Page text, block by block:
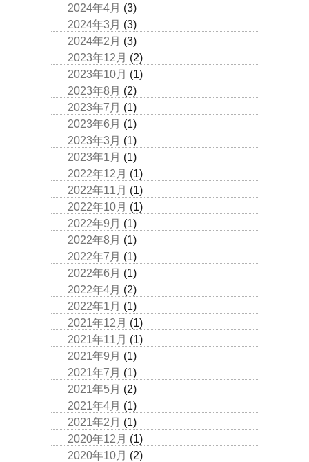
2024年4月 (3)
2024年3月 (3)
2024年2月 (3)
2023年12月 (2)
2023年10月 (1)
2023年8月 (2)
2023年7月 (1)
2023年6月 (1)
2023年3月 (1)
2023年1月 (1)
2022年12月 (1)
2022年11月 (1)
2022年10月 (1)
2022年9月 (1)
2022年8月 (1)
2022年7月 (1)
2022年6月 (1)
2022年4月 (2)
2022年1月 (1)
2021年12月 (1)
2021年11月 (1)
2021年9月 (1)
2021年7月 (1)
2021年5月 (2)
2021年4月 (1)
2021年2月 (1)
2020年12月 (1)
2020年10月 (2)